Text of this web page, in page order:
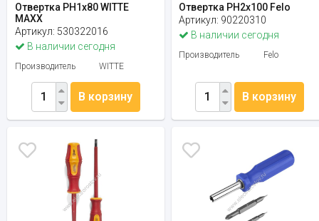
Отвертка PH1x80 WITTE
MAXX
Артикул: 530322016
В наличии сегодня
Производитель WITTE
В корзину
Отвертка PH2x100 Felo
Артикул: 90220310
В наличии сегодня
Производитель Felo
В корзину